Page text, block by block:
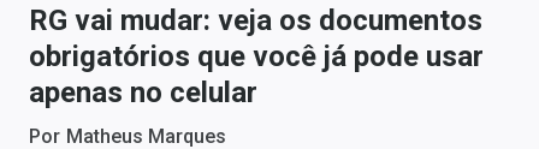
Money Trader
Anuncie
RG vai mudar: veja os documentos
obrigatórios que você já pode usar
apenas no celular
Por Matheus Marques